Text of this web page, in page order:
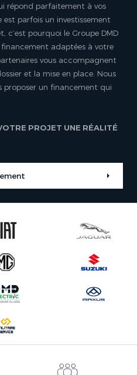
répond parfaitement à vos
est parfois un investissement
c’est pourquoi le Groupe DMD
adaptées à votre
vous accompagnent
et la mise en place. Nous
proposer un financement qui
PROJET UNE RÉALITÉ